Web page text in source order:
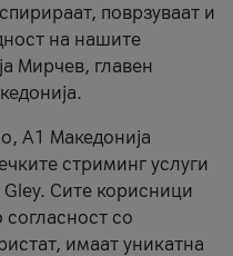
поврзуваат и
на нашите
Мирчев, главен
А1 Македонија
стриминг услуги
Сите корисници
со
имаат уникатна